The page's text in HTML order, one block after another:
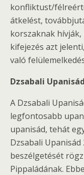
konfliktust/
átkelést,
korszaknak hívják,
kifejezés azt
való
Dzsabali Upanisád
A Dzsabali
legfontosabb
upanisád, tehát
Dzsabali
beszélgetését
Pippaládának.